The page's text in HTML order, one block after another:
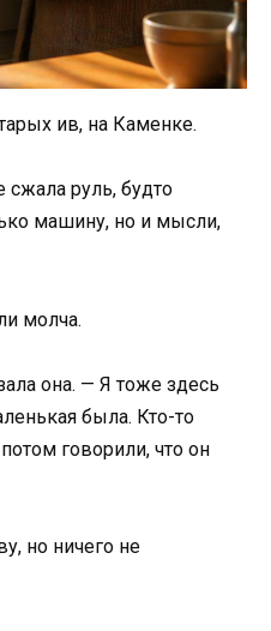
ив, на Каменке.
руль, будто
машину, но и мысли,
молча.
она. — Я тоже здесь
была. Кто-то
говорили, что он
но ничего не